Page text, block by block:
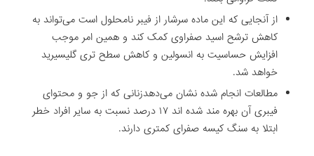
از آنجایی که این ماده سرشار از فیبر نامحلول است می‌تواند به
کاهش ‏ترشح اسید صفراوی کمک کند و همین امر موجب
افزایش حساسیت به انسولین و کاهش سطح ‏تری گلیسیرید
خواهد شد.
مطالعات انجام شده نشان می‌دهدزنانی که از جو و محتوای
فیبری آن ‏بهره مند شده اند ۱۷ درصد نسبت به سایر افراد خطر
ابتلا به سنگ کیسه صفرای کمتری ‏دارند‎.